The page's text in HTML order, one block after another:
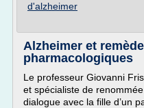
d'alzheimer
Alzheimer et
pharmacologiques
Le professeur Giovanni
et spécialiste de
dialogue avec la fille d’un